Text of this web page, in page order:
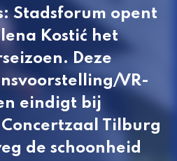
Stadsforum opent
Kostić het
Deze
VR-
eindigt bij
Tilburg
de schoonheid